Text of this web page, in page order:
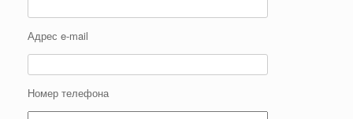
Адрес e-mail
Номер телефона